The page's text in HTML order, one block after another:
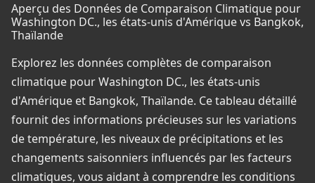
Aperçu des Données de Comparaison Climatique pour
Washington DC., les états-unis d'Amérique vs Bangkok,
Thaïlande
Explorez les données complètes de comparaison
climatique pour Washington DC., les états-unis
d'Amérique et Bangkok, Thaïlande. Ce tableau détaillé
fournit des informations précieuses sur les variations
de température, les niveaux de précipitations et les
changements saisonniers influencés par les facteurs
climatiques, vous aidant à comprendre les conditions